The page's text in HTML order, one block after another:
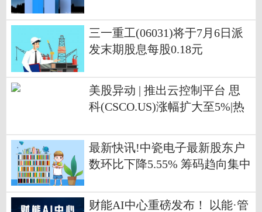
三一重工(06031)将于7月6日派
发末期股息每股0.18元
美股异动 | 推出云控制平台 思
科(CSCO.US)涨幅扩大至5%|热
最新快讯!中瓷电子最新股东户
数环比下降5.55% 筹码趋向集中
财能AI中心重磅发布！ 以能·管